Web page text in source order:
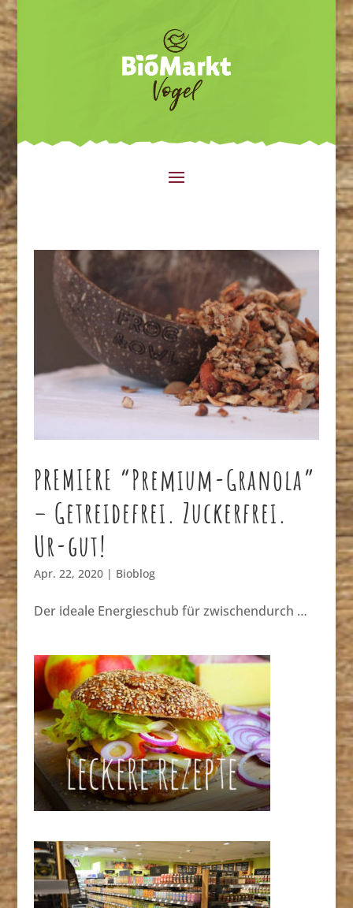
PREMIERE “Premium-Granola”
– Getreidefrei. Zuckerfrei.
Ur-gut!
Apr. 22, 2020| Bioblog
Der ideale Energieschub für zwischendurch …